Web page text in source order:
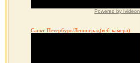
Powered by Ivideon
Санкт-Петербург/Ленинград(веб-камера)